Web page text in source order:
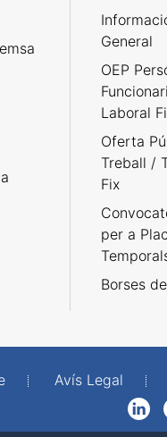
General
OEP
Laboral
Oferta
Treball /
Fix
per a
Borses
Avís Legal
Facebook